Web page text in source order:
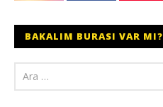
BAKALIM BURASI VAR MI?